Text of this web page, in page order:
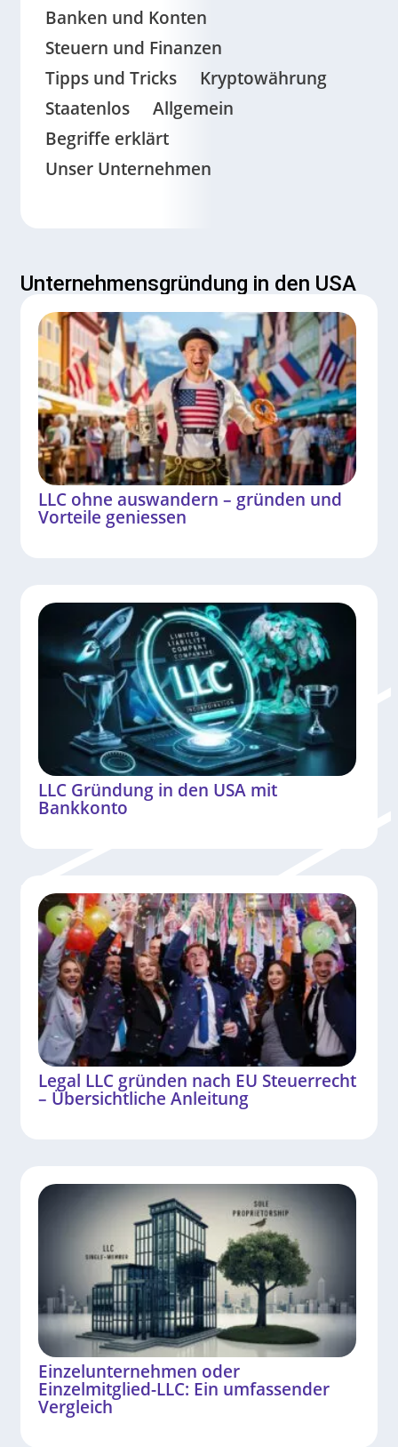
Banken und Konten
Steuern und Finanzen
Tipps und Tricks
Kryptowährung
Staatenlos
Allgemein
Begriffe erklärt
Unser Unternehmen
Unternehmensgründung in den USA
LLC ohne auswandern – gründen und
Vorteile geniessen
LLC Gründung in den USA mit
Bankkonto
Legal LLC gründen nach EU Steuerrecht
– Übersichtliche Anleitung
Einzelunternehmen oder
Einzelmitglied-LLC: Ein umfassender
Vergleich